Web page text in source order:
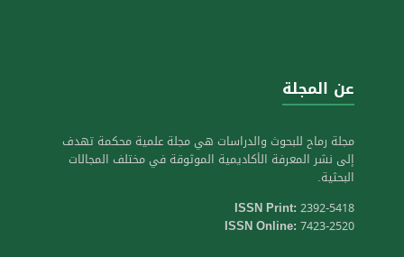
عن المجلة
مجلة رماح للبحوث والدراسات هي مجلة علمية محكمة تهدف
إلى نشر المعرفة الأكاديمية الموثوقة في مختلف المجالات
البحثية.
ISSN Print: 2392-5418
ISSN Online: 7423-2520